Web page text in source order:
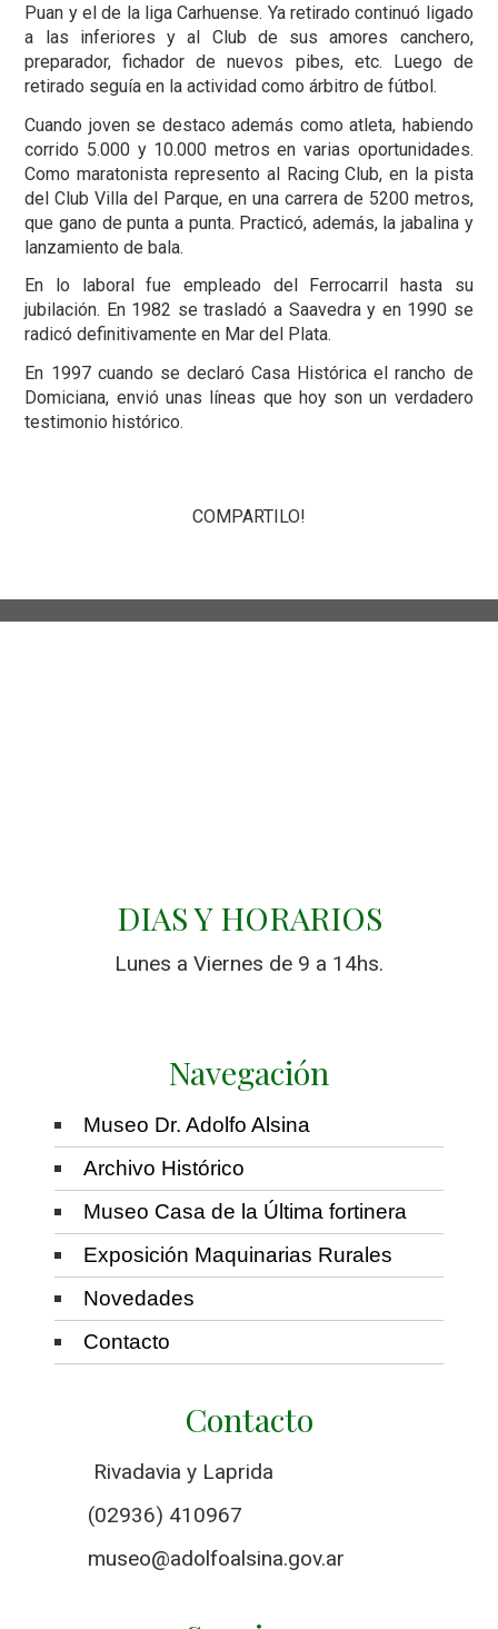
Puan y el de la liga Carhuense. Ya retirado continuó ligado
a las inferiores y al Club de sus amores canchero,
preparador, fichador de nuevos pibes, etc. Luego de
retirado seguía en la actividad como árbitro de fútbol.
Cuando joven se destaco además como atleta, habiendo
corrido 5.000 y 10.000 metros en varias oportunidades.
Como maratonista represento al Racing Club, en la pista
del Club Villa del Parque, en una carrera de 5200 metros,
que gano de punta a punta. Practicó, además, la jabalina y
lanzamiento de bala.
En lo laboral fue empleado del Ferrocarril hasta su
jubilación. En 1982 se trasladó a Saavedra y en 1990 se
radicó definitivamente en Mar del Plata.
En 1997 cuando se declaró Casa Histórica el rancho de
Domiciana, envió unas líneas que hoy son un verdadero
testimonio histórico.
COMPARTILO!
DIAS Y HORARIOS
Lunes a Viernes de 9 a 14hs.
Navegación
Museo Dr. Adolfo Alsina
Archivo Histórico
Museo Casa de la Última fortinera
Exposición Maquinarias Rurales
Novedades
Contacto
Contacto
Rivadavia y Laprida
(02936) 410967
museo@adolfoalsina.gov.ar